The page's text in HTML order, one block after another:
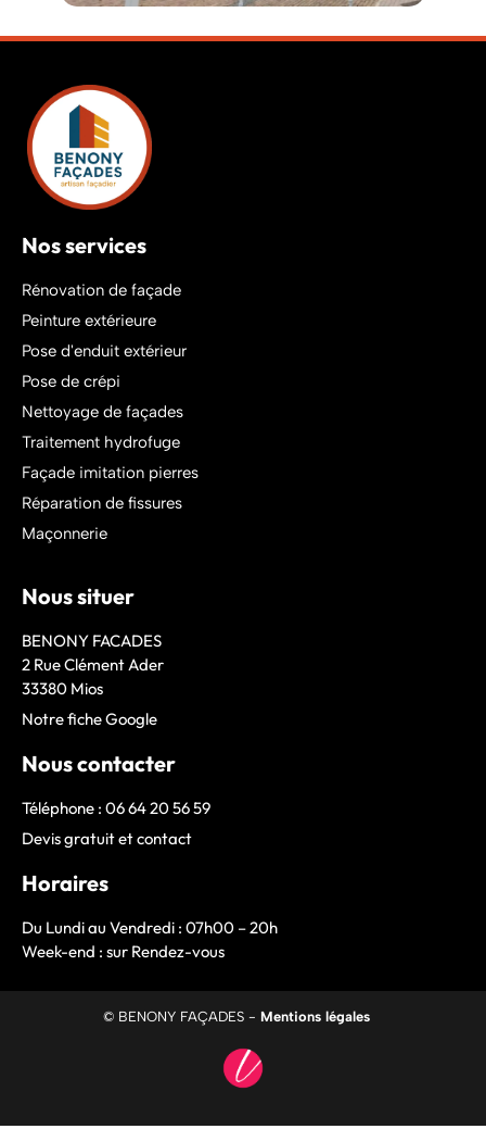
Nos services
Rénovation de façade
Peinture extérieure
Pose d'enduit extérieur
Pose de crépi
Nettoyage de façades
Traitement hydrofuge
Façade imitation pierres
Réparation de fissures
Maçonnerie
Nous situer
BENONY FACADES
2 Rue Clément Ader
33380 Mios
Notre fiche Google
Nous contacter
Téléphone : 06 64 20 56 59
Devis gratuit et contact
Horaires
Du Lundi au Vendredi : 07h00 – 20h
Week-end : sur Rendez-vous
© BENONY FAÇADES - Mentions légales